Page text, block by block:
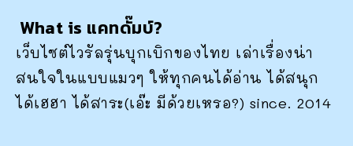
What is แคทดั๊มบ์?
เว็บไซต์ไวรัลรุ่นบุกเบิกของไทย เล่าเรื่องน่า
สนใจในแบบแมวๆ ให้ทุกคนได้อ่าน ได้สนุก
ได้เฮฮา ได้สาระ(เอ๊ะ มีด้วยเหรอ?) since. 2014